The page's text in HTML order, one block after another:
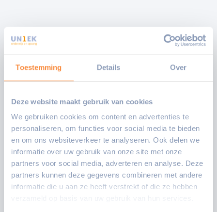
Toestemming Details Over
Deze website maakt gebruik van cookies
We gebruiken cookies om content en advertenties te
personaliseren, om functies voor social media te bieden
en om ons websiteverkeer te analyseren. Ook delen we
informatie over uw gebruik van onze site met onze
partners voor social media, adverteren en analyse. Deze
partners kunnen deze gegevens combineren met andere
informatie die u aan ze heeft verstrekt of die ze hebben
Algemene contactgegevens
Klantenservice
HRM
Financiën
Kwaliteit, onderwijs en
pedagogiek